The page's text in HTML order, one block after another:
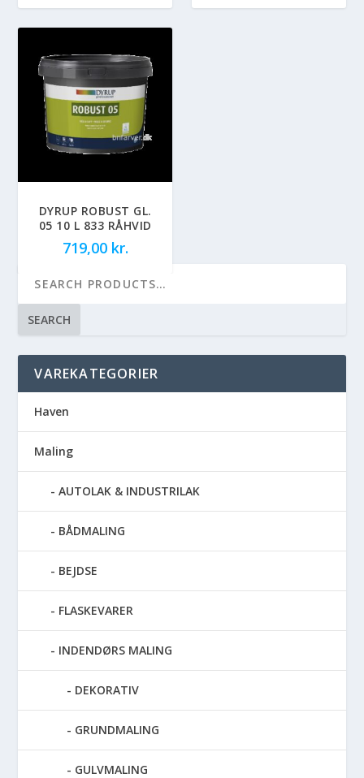
DYRUP ROBUST GL.
05 10 L 833 RÅHVID
719,00 kr.
SEARCH
VAREKATEGORIER
Haven
Maling
AUTOLAK & INDUSTRILAK
BÅDMALING
BEJDSE
FLASKEVARER
INDENDØRS MALING
DEKORATIV
GRUNDMALING
GULVMALING